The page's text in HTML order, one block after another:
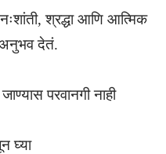
श्रद्धा आणि आत्मिक
अनुभव देतं.
परवानगी नाही
घ्या